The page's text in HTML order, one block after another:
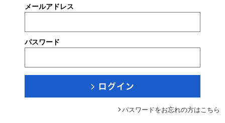
メールアドレス
パスワード
パスワードをお忘れの方はこちら